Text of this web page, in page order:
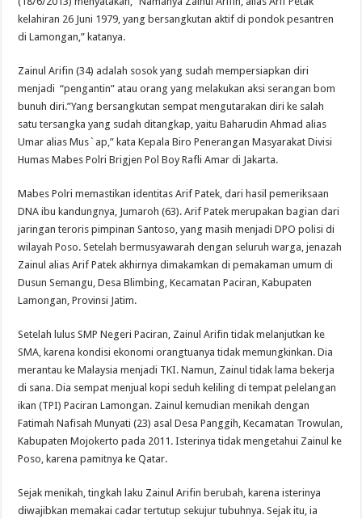
kelahiran 26 Juni 1979, yang bersangkutan aktif di pondok pesantren
di Lamongan,” katanya.
Zainul Arifin (34) adalah sosok yang sudah mempersiapkan diri
menjadi “pengantin” atau orang yang melakukan aksi serangan bom
bunuh diri.”Yang bersangkutan sempat mengutarakan diri ke salah
satu tersangka yang sudah ditangkap, yaitu Baharudin Ahmad alias
Umar alias Mus`ap,” kata Kepala Biro Penerangan Masyarakat Divisi
Humas Mabes Polri Brigjen Pol Boy Rafli Amar di Jakarta.
Mabes Polri memastikan identitas Arif Patek, dari hasil pemeriksaan
DNA ibu kandungnya, Jumaroh (63). Arif Patek merupakan bagian dari
jaringan teroris pimpinan Santoso, yang masih menjadi DPO polisi di
wilayah Poso. Setelah bermusyawarah dengan seluruh warga, jenazah
Zainul alias Arif Patek akhirnya dimakamkan di pemakaman umum di
Dusun Semangu, Desa Blimbing, Kecamatan Paciran, Kabupaten
Lamongan, Provinsi Jatim.
Setelah lulus SMP Negeri Paciran, Zainul Arifin tidak melanjutkan ke
SMA, karena kondisi ekonomi orangtuanya tidak memungkinkan. Dia
merantau ke Malaysia menjadi TKI. Namun, Zainul tidak lama bekerja
di sana. Dia sempat menjual kopi seduh keliling di tempat pelelangan
ikan (TPI) Paciran Lamongan. Zainul kemudian menikah dengan
Fatimah Nafisah Munyati (23) asal Desa Panggih, Kecamatan Trowulan,
Kabupaten Mojokerto pada 2011. Isterinya tidak mengetahui Zainul ke
Poso, karena pamitnya ke Qatar.
Sejak menikah, tingkah laku Zainul Arifin berubah, karena isterinya
diwajibkan memakai cadar tertutup sekujur tubuhnya. Sejak itu, ia